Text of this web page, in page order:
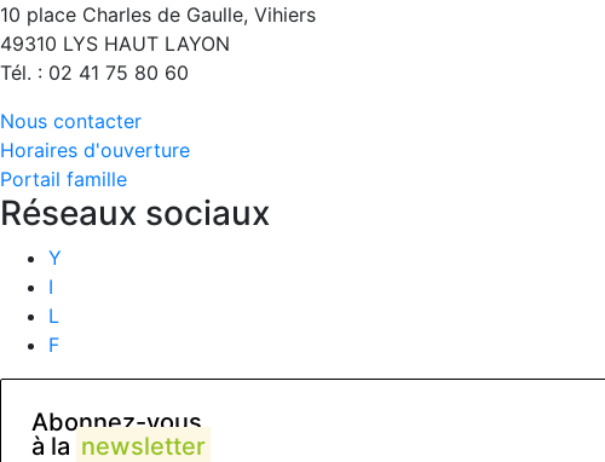
10 place Charles de Gaulle, Vihiers
49310 LYS HAUT LAYON
Tél. : 02 41 75 80 60
Nous contacter
Horaires d'ouverture
Portail famille
Réseaux sociaux
Y
I
L
F
Abonnez-vous
à la newsletter